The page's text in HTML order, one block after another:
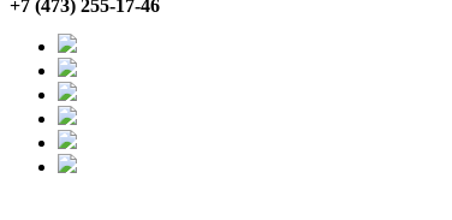
+7 (473) 255-17-46